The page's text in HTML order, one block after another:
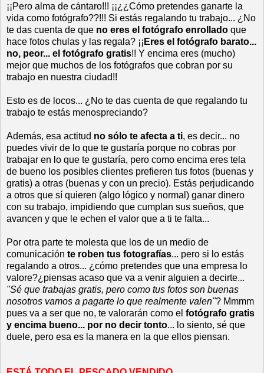
¡¡Pero alma de cántaro!!! ¡¡¿¿Cómo pretendes ganarte la
vida como fotógrafo??!!! Si estás regalando tu trabajo... ¿No
te das cuenta de que no eres el fotógrafo enrollado que
hace fotos chulas y las regala? ¡¡ Eres el fotógrafo barato...
no, peor... el fotógrafo gratis!! Y encima eres (mucho)
mejor que muchos de los fotógrafos que cobran por su
trabajo en nuestra ciudad!!
Esto es de locos... ¿No te das cuenta de que regalando tu
trabajo te estás menospreciando?
Además, esa actitud no sólo te afecta a ti, es decir... no
puedes vivir de lo que te gustaría porque no cobras por
trabajar en lo que te gustaría, pero como encima eres tela
de bueno los posibles clientes prefieren tus fotos (buenas y
gratis) a otras (buenas y con un precio). Estás perjudicando
a otros que sí quieren (algo lógico y normal) ganar dinero
con su trabajo, impidiendo que cumplan sus sueños, que
avancen y que le echen el valor que a ti te falta...
Por otra parte te molesta que los de un medio de
comunicación te roben tus fotografías... pero si lo estás
regalando a otros... ¿cómo pretendes que una empresa lo
valore?¿piensas acaso que va a venir alguien a decirte...
"Sé que trabajas gratis, pero como tus fotos son buenas
nosotros vamos a pagarte lo que realmente valen"? Mmmm
pues va a ser que no, te valorarán como el fotógrafo gratis
y encima bueno... por no decir tonto... lo siento, sé que
duele, pero esa es la manera en la que ellos piensan.